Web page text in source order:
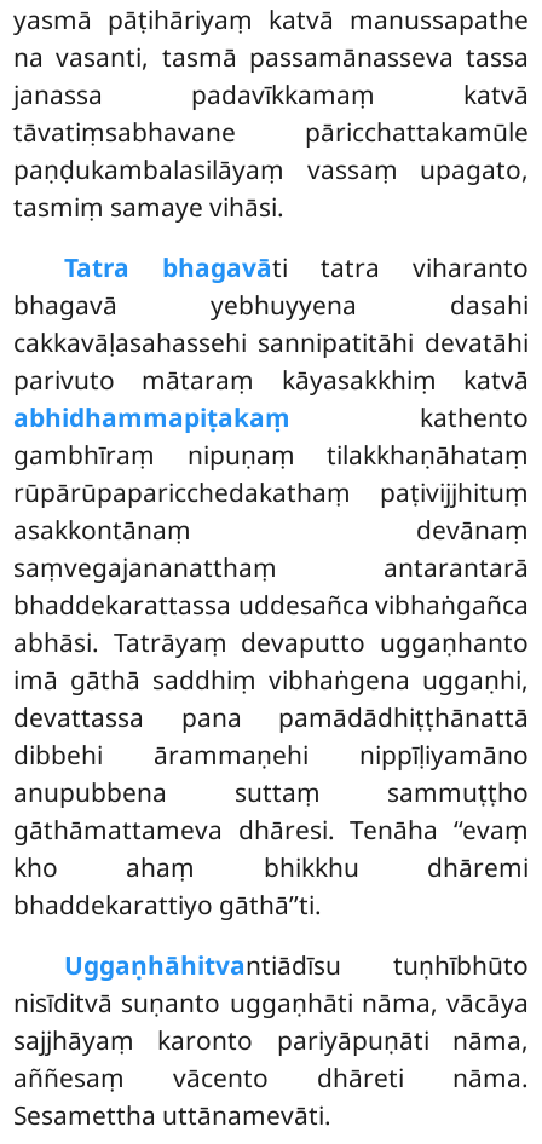
yasmā pāṭihāriyaṃ katvā manussapathe
na vasanti, tasmā passamānasseva tassa
janassa padavīkkamaṃ katvā
tāvatiṃsabhavane pāricchattakamūle
paṇḍukambalasilāyaṃ vassaṃ upagato,
tasmiṃ samaye vihāsi.
Tatra bhagavāti tatra viharanto
bhagavā yebhuyyena dasahi
cakkavāḷasahassehi sannipatitāhi devatāhi
parivuto mātaraṃ kāyasakkhiṃ katvā
abhidhammapiṭakaṃ kathento
gambhīraṃ nipuṇaṃ tilakkhaṇāhataṃ
rūpārūpaparicchedakathaṃ paṭivijjhituṃ
asakkontānaṃ devānaṃ
saṃvegajananatthaṃ antarantarā
bhaddekarattassa uddesañca vibhaṅgañca
abhāsi. Tatrāyaṃ devaputto uggaṇhanto
imā gāthā saddhiṃ vibhaṅgena uggaṇhi,
devattassa pana pamādādhiṭṭhānattā
dibbehi ārammaṇehi nippīḷiyamāno
anupubbena suttaṃ sammuṭṭho
gāthāmattameva dhāresi. Tenāha ‘‘evaṃ
kho ahaṃ bhikkhu dhāremi
bhaddekarattiyo gāthā’’ti.
Uggaṇhāhitvantiādīsu tuṇhībhūto
nisīditvā suṇanto uggaṇhāti nāma, vācāya
sajjhāyaṃ karonto pariyāpuṇāti nāma,
aññesaṃ vācento dhāreti nāma.
Sesamettha uttānamevāti.